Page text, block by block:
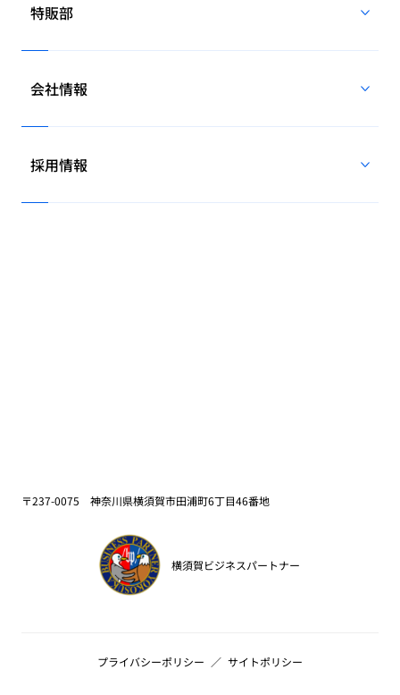
特販部
会社情報
採用情報
〒237-0075 神奈川県横須賀市田浦町6丁目46番地
横須賀ビジネスパートナー
プライバシーポリシー サイトポリシー